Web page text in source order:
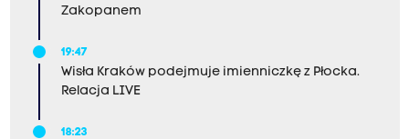
Zakopanem
19:47
Wisła Kraków podejmuje imienniczkę z Płocka.
Relacja LIVE
18:23